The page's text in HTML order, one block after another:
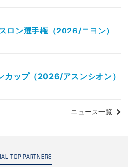
ロン選手権（2026/ニヨン）
カップ（2026/アスンシオン）
ニュース一覧
TOP PARTNERS